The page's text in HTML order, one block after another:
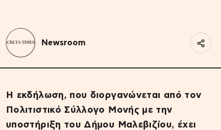
Newsroom
Η εκδήλωση, που διοργανώνεται από τον
Πολιτιστικό Σύλλογο Μονής με την
υποστήριξη του Δήμου Μαλεβιζίου, έχει